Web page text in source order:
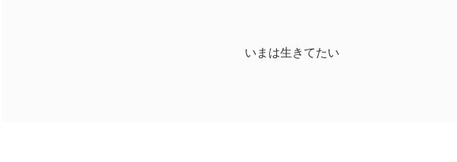
いまは生きてたい